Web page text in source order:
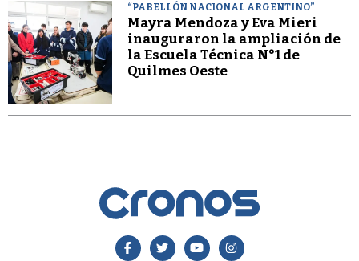
“PABELLÓN NACIONAL ARGENTINO”
Mayra Mendoza y Eva Mieri
inauguraron la ampliación de
la Escuela Técnica N°1 de
Quilmes Oeste